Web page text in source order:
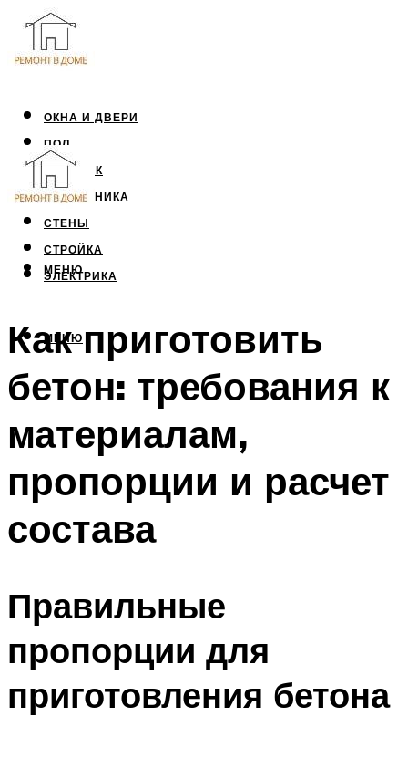
ОКНА И ДВЕРИ
ПОЛ
ПОТОЛОК
САНТЕХНИКА
СТЕНЫ
СТРОЙКА
ЭЛЕКТРИКА
МЕНЮ
МЕНЮ
Как приготовить
бетон: требования к
материалам,
пропорции и расчет
состава
Правильные
пропорции для
приготовления бетона